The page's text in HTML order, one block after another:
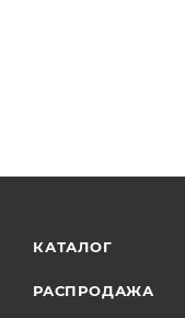
КАТАЛОГ
РАСПРОДАЖА